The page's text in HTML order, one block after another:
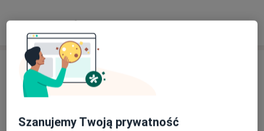
W jaki sposób ustalane są ceny?
Adresy (2)
Adres 1
Szanujemy Twoją prywatność